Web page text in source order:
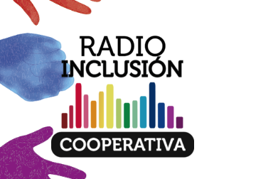
Skip
content